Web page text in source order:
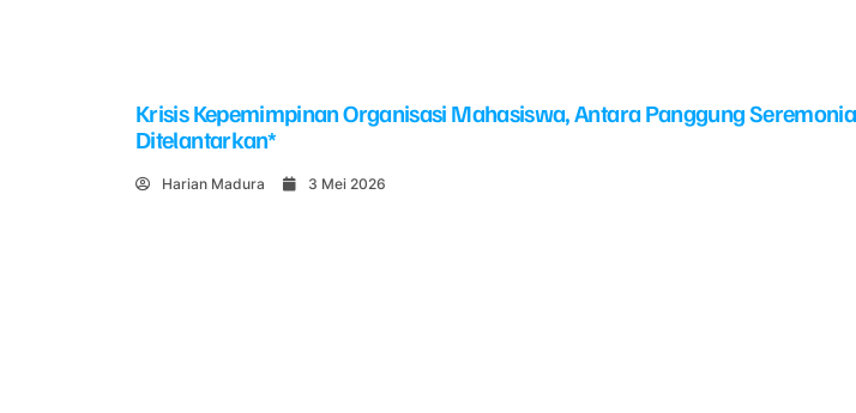
Krisis Kepemimpinan Organisasi Mahasiswa, Antara Panggung
Ditelantarkan*
Harian Madura 3 Mei 2026